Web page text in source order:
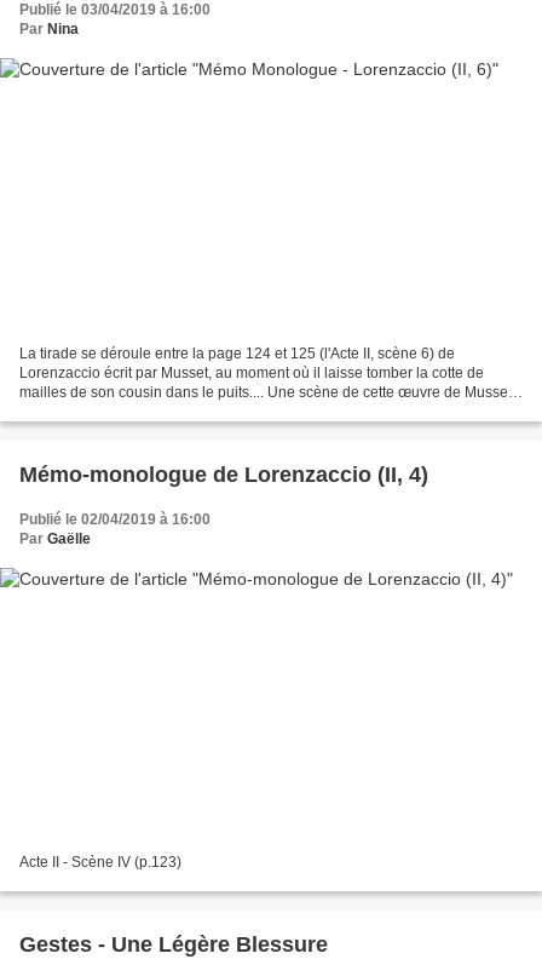
Publié le 03/04/2019 à 16:00
Par Nina
La tirade se déroule entre la page 124 et 125 (l'Acte II, scène 6) de
Lorenzaccio écrit par Musset, au moment où il laisse tomber la cotte de
mailles de son cousin dans le puits.... Une scène de cette œuvre de Musset
Mémo-monologue de Lorenzaccio (II, 4)
Publié le 02/04/2019 à 16:00
Par Gaëlle
Acte II - Scène IV (p.123)
Gestes - Une Légère Blessure